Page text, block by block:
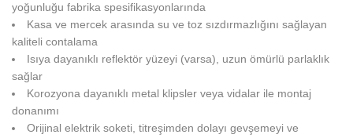
yoğunluğu fabrika spesifikasyonlarında
Kasa ve mercek arasında su ve toz sızdırmazlığını sağlayan
kaliteli contalama
Isıya dayanıklı reflektör yüzeyi (varsa), uzun ömürlü parlaklık
sağlar
Korozyona dayanıklı metal klipsler veya vidalar ile montaj
donanımı
Orijinal elektrik soketi, titreşimden dolayı gevşemeyi ve